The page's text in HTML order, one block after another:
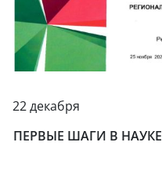
22 декабря
ПЕРВЫЕ ШАГИ В НАУКЕ